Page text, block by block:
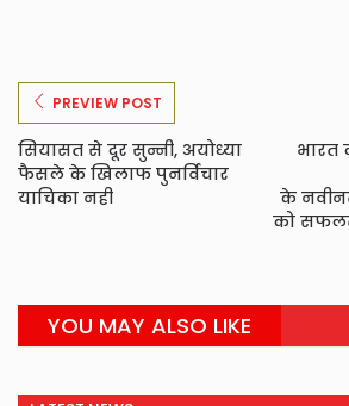
PREVIEW POST
सियासत से दूर सुन्नी, अयोध्या
फैसले के खिलाफ पुनर्विचार
याचिका नही
के
को
YOU MAY ALSO LIKE